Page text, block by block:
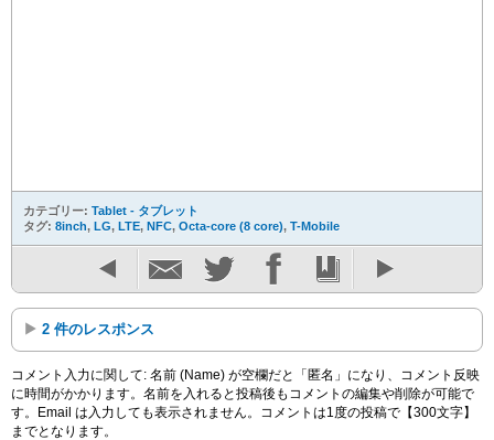
カテゴリー: Tablet - タブレット
タグ: 8inch, LG, LTE, NFC, Octa-core (8 core), T-Mobile
2 件のレスポンス
コメント入力に関して: 名前 (Name) が空欄だと「匿名」になり、コメント反映
に時間がかかります。名前を入れると投稿後もコメントの編集や削除が可能で
す。Email は入力しても表示されません。コメントは1度の投稿で【300文字】
までとなります。